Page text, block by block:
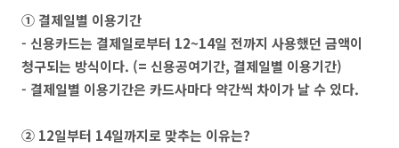
① 결제일별 이용기간
- 신용카드는 결제일로부터 12~14일 전까지 사용했던 금액이
청구되는 방식이다. (= 신용공여기간, 결제일별 이용기간)
- 결제일별 이용기간은 카드사마다 약간씩 차이가 날 수 있다.
② 12일부터 14일까지로 맞추는 이유는?